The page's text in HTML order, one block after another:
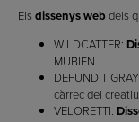
Els dissenys web dels
WILDCATTER:
MUBIEN
DEFUND
càrrec del
VELORETTI: